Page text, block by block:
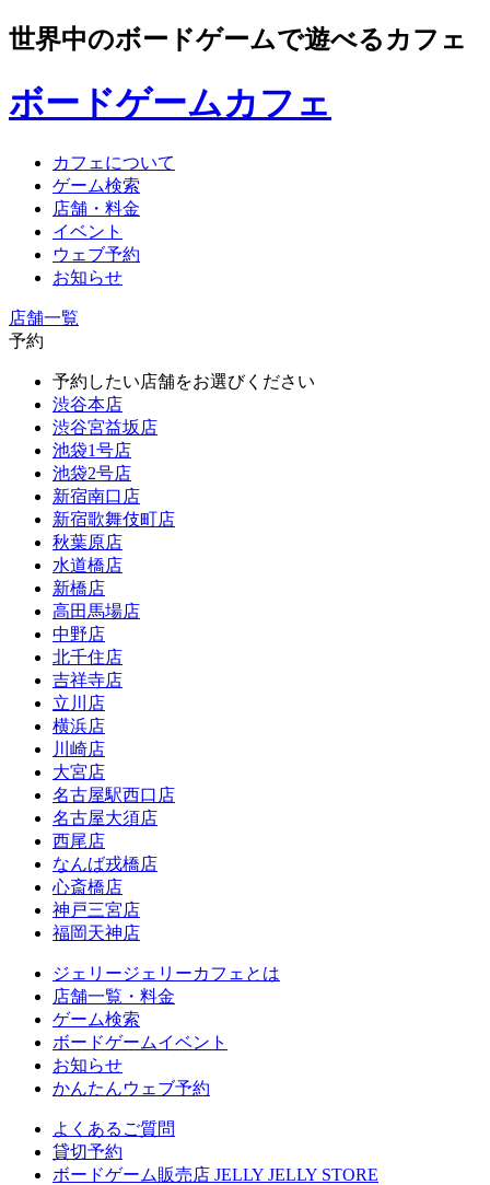
世界中のボードゲームで遊べるカフェ
ボードゲームカフェ
カフェについて
ゲーム検索
店舗・料金
イベント
ウェブ予約
お知らせ
店舗一覧
予約
予約したい店舗をお選びください
渋谷本店
渋谷宮益坂店
池袋1号店
池袋2号店
新宿南口店
新宿歌舞伎町店
秋葉原店
水道橋店
新橋店
高田馬場店
中野店
北千住店
吉祥寺店
立川店
横浜店
川崎店
大宮店
名古屋駅西口店
名古屋大須店
西尾店
なんば戎橋店
心斎橋店
神戸三宮店
福岡天神店
ジェリージェリーカフェとは
店舗一覧・料金
ゲーム検索
ボードゲームイベント
お知らせ
かんたんウェブ予約
よくあるご質問
貸切予約
ボードゲーム販売店 JELLY JELLY STORE